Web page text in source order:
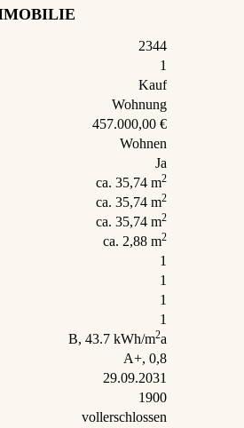
2344
1
Kauf
Wohnung
457.000,00 €
Wohnen
Ja
ca. 35,74 m2
ca. 35,74 m2
ca. 35,74 m2
ca. 2,88 m2
1
1
1
1
B, 43.7 kWh/m2a
A+, 0,8
29.09.2031
1900
vollerschlossen